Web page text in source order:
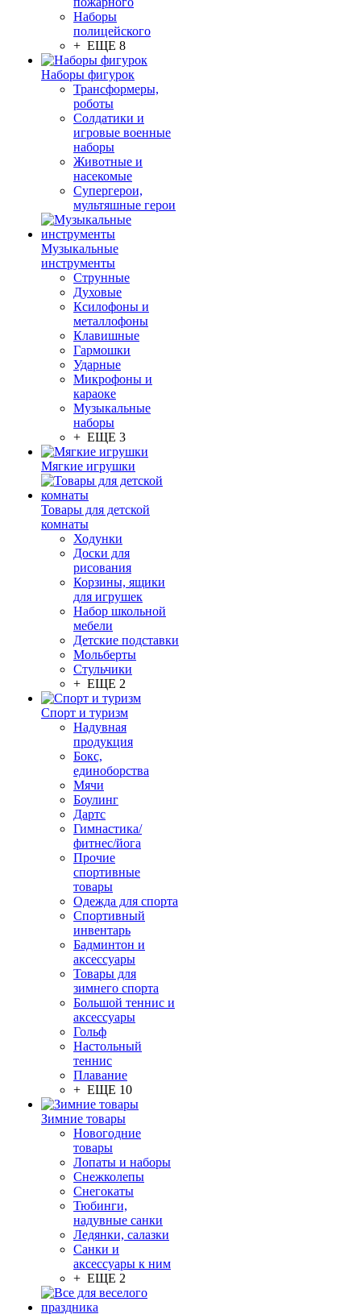
Наборы
полицейского
+ ЕЩЕ 8
Наборы фигурок
Трансформеры,
роботы
Солдатики и
игровые военные
наборы
Животные и
насекомые
Супергерои,
мультяшные герои
Музыкальные
инструменты
Струнные
Духовые
Ксилофоны и
металлофоны
Клавишные
Гармошки
Ударные
Микрофоны и
караоке
Музыкальные
наборы
+ ЕЩЕ 3
Мягкие игрушки
Товары для детской
комнаты
Ходунки
Доски для
рисования
Корзины, ящики
для игрушек
Набор школьной
мебели
Детские подставки
Мольберты
Стульчики
+ ЕЩЕ 2
Спорт и туризм
Надувная
продукция
Бокс,
единоборства
Мячи
Боулинг
Дартс
Гимнастика/
фитнес/йога
Прочие
спортивные
товары
Одежда для спорта
Спортивный
инвентарь
Бадминтон и
аксессуары
Товары для
зимнего спорта
Большой теннис и
аксессуары
Гольф
Настольный
теннис
Плавание
+ ЕЩЕ 10
Зимние товары
Новогодние
товары
Лопаты и наборы
Снежколепы
Снегокаты
Тюбинги,
надувные санки
Ледянки, салазки
Санки и
аксессуары к ним
+ ЕЩЕ 2